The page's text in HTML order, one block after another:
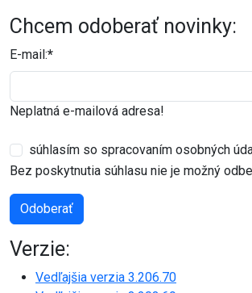
Chcem odoberať novinky:
E-mail:*
Neplatná e-mailová adresa!
súhlasím so spracovaním osobných
Bez poskytnutia súhlasu nie je možný
Odoberať
Verzie:
Vedľajšia verzia 3.206.70